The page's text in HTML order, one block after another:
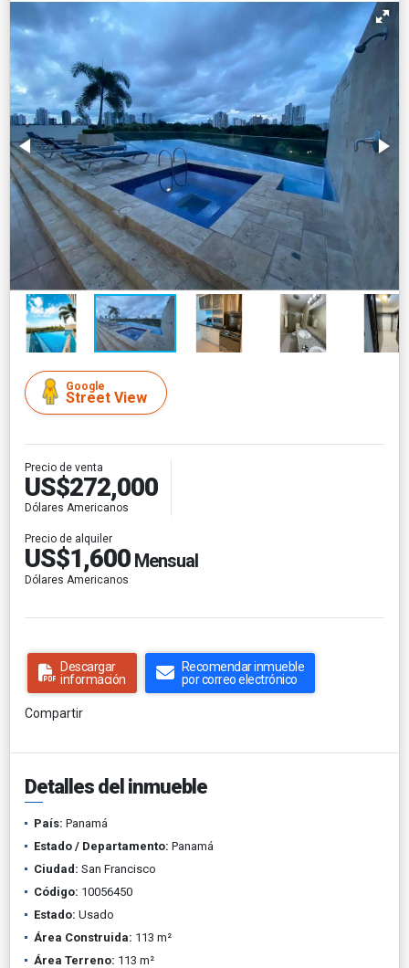
Google
Street View
Precio de venta
US$272,000
Dólares Americanos
Precio de alquiler
US$1,600 Mensual
Dólares Americanos
Descargar
información
Recomendar inmueble
por correo electrónico
Compartir
Detalles del inmueble
País: Panamá
Estado / Departamento: Panamá
Ciudad: San Francisco
Código: 10056450
Estado: Usado
Área Construida: 113 m²
Área Terreno: 113 m²